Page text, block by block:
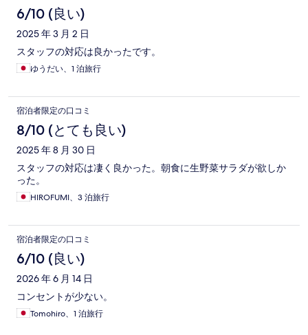
6/10 (良い)
2025 年 3 月 2 日
スタッフの対応は良かったです。
ゆうだい、1 泊旅行
宿泊者限定の口コミ
8/10 (とても良い)
2025 年 8 月 30 日
スタッフの対応は凄く良かった。朝食に生野菜サラダが欲しか
った。
HIROFUMI、3 泊旅行
宿泊者限定の口コミ
6/10 (良い)
2026 年 6 月 14 日
コンセントが少ない。
Tomohiro、1 泊旅行